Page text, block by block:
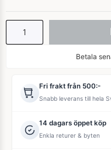
Betala
Fri frakt från 500:-
Snabb leverans till hela
14 dagars öppet köp
Enkla returer & byten